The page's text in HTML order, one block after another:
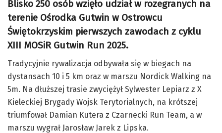
Blisko 250 osób wzięło udział w rozegranych na
terenie Ośrodka Gutwin w Ostrowcu
Świętokrzyskim pierwszych zawodach z cyklu
XIII MOSiR Gutwin Run 2025.
Tradycyjnie rywalizacja odbywała się w biegach na
dystansach 10 i 5 km oraz w marszu Nordick Walking na
5m. Na dłuższej trasie zwyciężył Sylwester Lepiarz z X
Kieleckiej Brygady Wojsk Terytorialnych, na krótszej
triumfował Damian Kutera z Czarnecki Run Team, a w
marszu wygrał Jarosław Jarek z Lipska.